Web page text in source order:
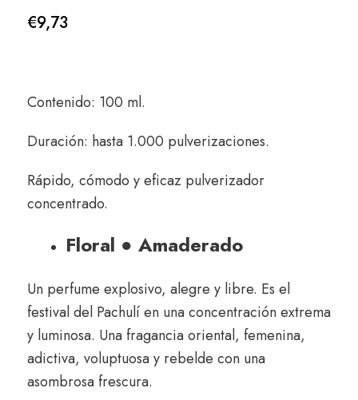
€9,73
Contenido: 100 ml.
Duración: hasta 1.000 pulverizaciones.
Rápido, cómodo y eficaz pulverizador
concentrado.
Floral ● Amaderado
Un perfume explosivo, alegre y libre. Es el
festival del Pachulí en una concentración extrema
y luminosa. Una fragancia oriental, femenina,
adictiva, voluptuosa y rebelde con una
asombrosa frescura.